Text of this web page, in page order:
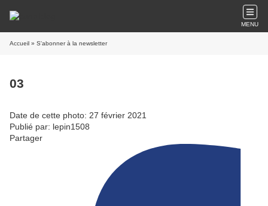
MENU
Accueil » S'abonner à la newsletter
03
Date de cette photo: 27 février 2021
Publié par: lepin1508
Partager